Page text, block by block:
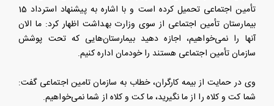
تأمین اجتماعی تحمیل کرده است و با اشاره به پیشنهاد استرداد 15
بیمارستان تأمین اجتماعی از سوی وزارت بهداشت اظهار کرد: ما الان
آنها را نمی‌خواهیم، اجازه دهید بیمارستان‌هایی که تحت پوشش
سازمان تأمین اجتماعی هستند را خودمان اداره کنیم.
وی در حمایت از بیمه کارگران، خطاب به سازمان تامین اجتماعی گفت:
شما کت و کلاه را از ما نگیرید، ما کت و کلاه از شما نمی‌خواهیم.